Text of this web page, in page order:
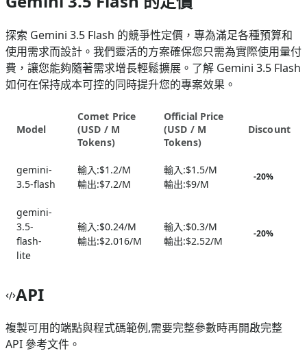
探索 Gemini 3.5 Flash 的競爭性定價，專為滿足各種預算和
使用需求而設計。我們靈活的方案確保您只需為實際使用量付
費，讓您能夠隨著需求增長輕鬆擴展。了解 Gemini 3.5 Flash
如何在保持成本可控的同時提升您的專案效果。
Model
Comet Price
(USD / M
Tokens)
Official Price
(USD / M
Tokens)
Discount
gemini-
3.5-flash
輸入:$1.2/M
輸出:$7.2/M
輸入:$1.5/M
輸出:$9/M
-20%
gemini-
3.5-
flash-
lite
輸入:$0.24/M
輸出:$2.016/M
輸入:$0.3/M
輸出:$2.52/M
-20%
API
複製可用的端點與程式碼範例,需要完整參數時再開啟完整
API 參考文件。